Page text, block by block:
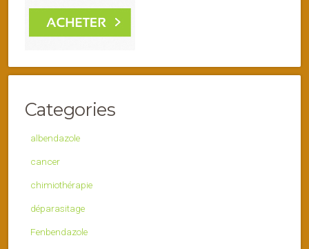
Categories
albendazole
cancer
chimiothérapie
déparasitage
Fenbendazole